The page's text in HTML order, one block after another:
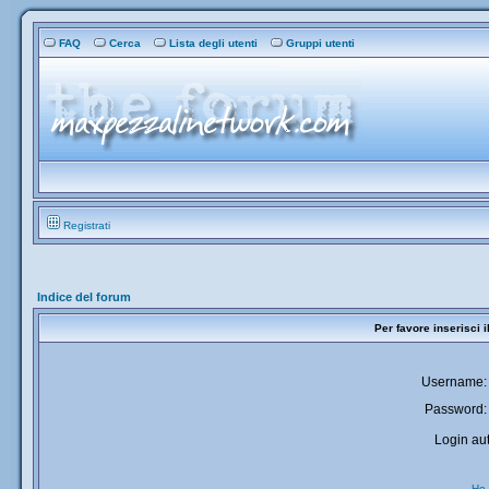
FAQ Cerca Lista degli utenti Gruppi utenti
Registrati
Indice del forum
Per favore inserisci
Username:
Password:
Login